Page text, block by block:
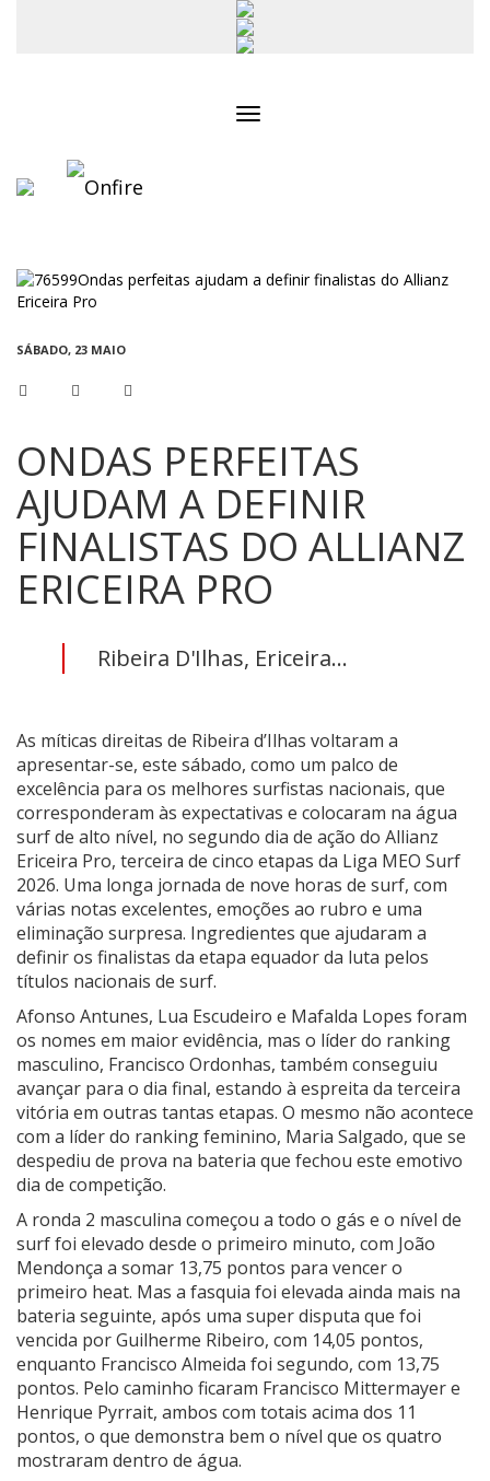
SÁBADO, 23 MAIO
ONDAS PERFEITAS
AJUDAM A DEFINIR
FINALISTAS DO ALLIANZ
ERICEIRA PRO
Ribeira D'Ilhas, Ericeira...
As míticas direitas de Ribeira d’Ilhas voltaram a
apresentar-se, este sábado, como um palco de
excelência para os melhores surfistas nacionais, que
corresponderam às expectativas e colocaram na água
surf de alto nível, no segundo dia de ação do Allianz
Ericeira Pro, terceira de cinco etapas da Liga MEO Surf
2026. Uma longa jornada de nove horas de surf, com
várias notas excelentes, emoções ao rubro e uma
eliminação surpresa. Ingredientes que ajudaram a
definir os finalistas da etapa equador da luta pelos
títulos nacionais de surf.
Afonso Antunes, Lua Escudeiro e Mafalda Lopes foram
os nomes em maior evidência, mas o líder do ranking
masculino, Francisco Ordonhas, também conseguiu
avançar para o dia final, estando à espreita da terceira
vitória em outras tantas etapas. O mesmo não acontece
com a líder do ranking feminino, Maria Salgado, que se
despediu de prova na bateria que fechou este emotivo
dia de competição.
A ronda 2 masculina começou a todo o gás e o nível de
surf foi elevado desde o primeiro minuto, com João
Mendonça a somar 13,75 pontos para vencer o
primeiro heat. Mas a fasquia foi elevada ainda mais na
bateria seguinte, após uma super disputa que foi
vencida por Guilherme Ribeiro, com 14,05 pontos,
enquanto Francisco Almeida foi segundo, com 13,75
pontos. Pelo caminho ficaram Francisco Mittermayer e
Henrique Pyrrait, ambos com totais acima dos 11
pontos, o que demonstra bem o nível que os quatro
mostraram dentro de água.